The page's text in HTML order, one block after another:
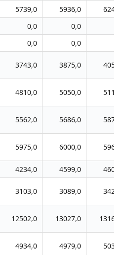
5739,0 5936,0
6249,0
0,0 0,0
0,0 0,0
3743,0 3875,0 4053,0
4810,0 5050,0 5115,0
5562,0 5686,0 5870,0
5975,0 6000,0 5961,0
4234,0 4599,0
4607,0
3103,0 3089,0 3423,0
12502,0 13027,0 13163,0
4934,0 4979,0 5030,0